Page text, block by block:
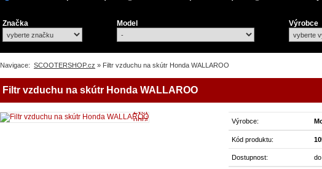
Značka Model Výrobce
Navigace: SCOOTERSHOP.cz » Filtr vzduchu na skútr Honda WALLAROO
Filtr vzduchu na skútr Honda WALLAROO
Výrobce:
Kód produktu:
Dostupnost:
Zvětšit
obrázek